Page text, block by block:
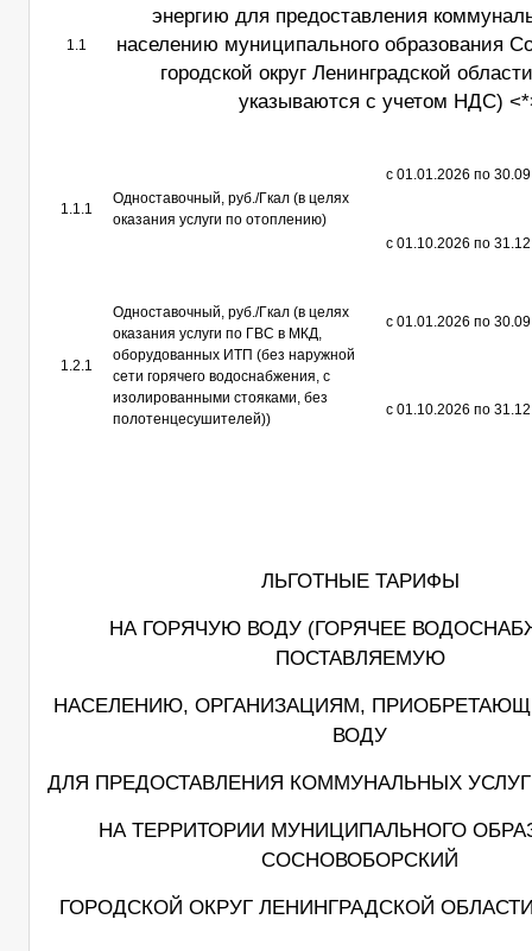
1.1
энергию для предоставления
населению муниципального образования
городской округ Ленинградской
указываются с учетом НДС)
1.1.1
Одноставочный, руб./Гкал (в целях
оказания услуги по отоплению)
с 01.01.2026 по
с 01.10.2026 по
1.2.1
Одноставочный, руб./Гкал (в целях
оказания услуги по ГВС в МКД,
оборудованных ИТП (без наружной
сети горячего водоснабжения, с
изолированными стояками, без
полотенцесушителей))
с 01.01.2026 по
с 01.10.2026 по
ЛЬГОТНЫЕ ТАРИФЫ
НА ГОРЯЧУЮ ВОДУ (ГОРЯЧЕЕ
ПОСТАВЛЯЕМУЮ
НАСЕЛЕНИЮ, ОРГАНИЗАЦИЯМ,
ВОДУ
ДЛЯ ПРЕДОСТАВЛЕНИЯ КОММУНАЛЬНЫХ
НА ТЕРРИТОРИИ МУНИЦИПАЛЬНОГО
СОСНОВОБОРСКИЙ
ГОРОДСКОЙ ОКРУГ ЛЕНИНГРАДСКОЙ ОБЛАСТИ